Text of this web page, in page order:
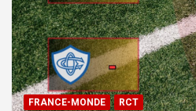
FRANCE-MONDE RCT